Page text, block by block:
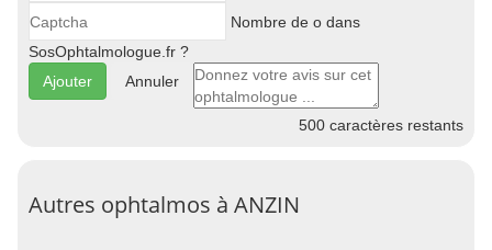
Nombre de o dans
SosOphtalmologue.fr ?
Annuler
500 caractères restants
Autres ophtalmos à ANZIN